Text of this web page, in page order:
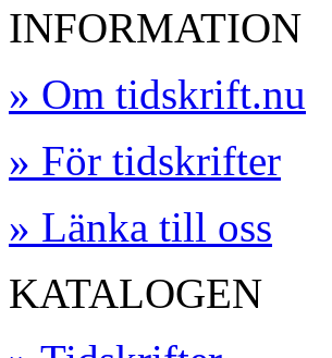
INFORMATION
» Om tidskrift.nu
» För tidskrifter
» Länka till oss
KATALOGEN